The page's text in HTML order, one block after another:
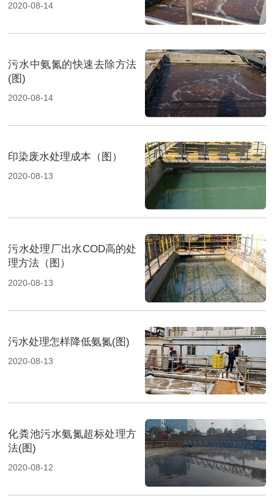
2020-08-14
污水中氨氮的快速去除方法
(图)
2020-08-14
印染废水处理成本（图）
2020-08-13
污水处理厂出水COD高的处
理方法（图）
2020-08-13
污水处理怎样降低氨氮(图)
2020-08-13
化粪池污水氨氮超标处理方
法(图)
2020-08-12